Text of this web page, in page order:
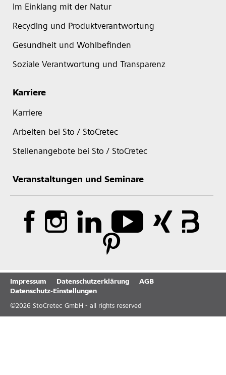
Im Einklang mit der Natur
Recycling und Produktverantwortung
Gesundheit und Wohlbefinden
Soziale Verantwortung und Transparenz
Karriere
Karriere
Arbeiten bei Sto / StoCretec
Stellenangebote bei Sto / StoCretec
Veranstaltungen und Seminare
Impressum Datenschutzerklärung
AGB
Datenschutz-Einstellungen
©2026 StoCretec GmbH - all rights reserved